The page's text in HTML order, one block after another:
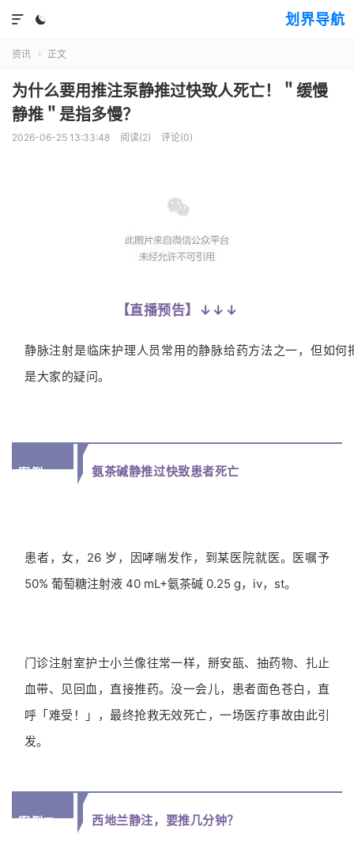
划界导航


资讯  正文
为什么要用推注泵静推过快致人死亡！＂缓慢
静推＂是指多慢？
2026-06-25 13:33:48 阅读(2) 评论(0)
【直播预告】↓↓↓
静脉注射是临床护理人员常用的静脉给药方法之一，但如
是大家的疑问。
案例一： 氨茶碱静推过快致患者死亡
患者，女，26 岁，因哮喘发作，到某医院就医。医嘱予
50% 葡萄糖注射液 40 mL+氨茶碱 0.25 g，iv，st。
门诊注射室护士小兰像往常一样，掰安瓿、抽药物、扎止
血带、见回血，直接推药。没一会儿，患者面色苍白，直
呼「难受！」，最终抢救无效死亡，一场医疗事故由此引
发。
案例二： 西地兰静注，要推几分钟？